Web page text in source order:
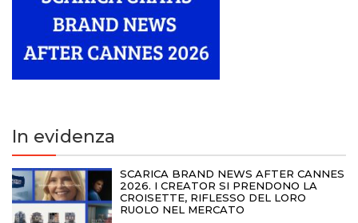
In evidenza
SCARICA BRAND NEWS AFTER CANNES
2026. I CREATOR SI PRENDONO LA
CROISETTE, RIFLESSO DEL LORO
RUOLO NEL MERCATO